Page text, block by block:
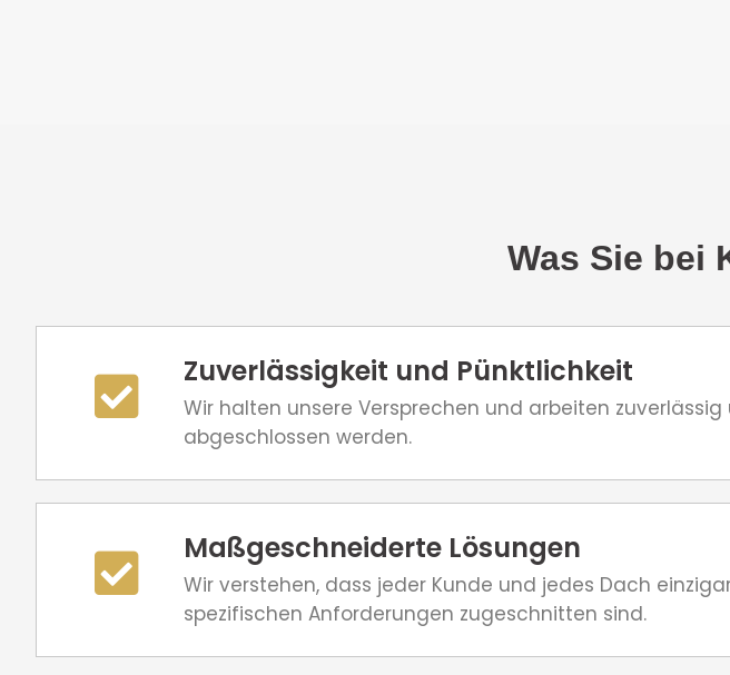
Was Sie bei
Zuverlässigkeit und Pünktlichkeit
Wir halten unsere Versprechen und arbeiten
abgeschlossen werden.
Maßgeschneiderte Lösungen
Wir verstehen, dass jeder Kunde und jedes Dach
spezifischen Anforderungen zugeschnitten sind.